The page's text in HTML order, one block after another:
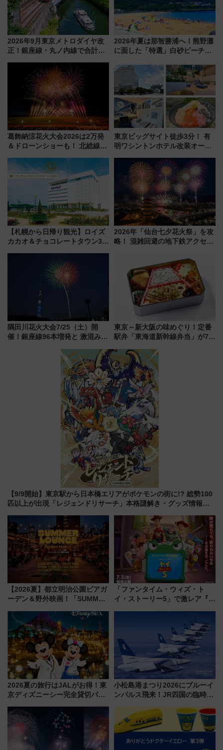
2026年9月東京メトロダイヤ改
正！銀座線・丸ノ内線で合計
2026年夏は那智勝浦へ！熊野灘
に面した「特選」白砂ビーチは
会」は8月11日開催！
葛飾納涼花火大会2026は2万発
＆ドローンショーも！ 北総線を
車、観覧スポット情報と周辺観
光まとめ（7/28開催）
東京ビッグサイト徒歩3分！ 有
明ワシントンホテル改装オープ
客室」や海鮮丼が人気の朝食ビ
ュッフェを現地レポ
【札幌から日帰り観光】ロイズ
カカオ＆チョコレートタウン3周
詰め放題を開催、ロイズタウン
駅からのアクセスも
2026年「仙台七夕花火祭」を攻
略！ 混雑回避の地下鉄アクセス
火前に楽しむ仙台観光ルートま
で解説！
隅田川花火大会7/25（土）開
催！銀座線96本増発と 激混みの
アクセス攻略法、2万発の花火が
東京～新大阪の味めぐり！定番
駅弁「東海道新幹線弁当」が7月
【9/9開始】東京駅から日本橋エリアがポケモンの街に!? 総勢100
匹以上が出現「レジェンドリサーチ」本格謎解き・グッズ情報ま
【2026夏】都立明治公園ビアガ
ーデン＆野外映画！「SUMMER
ケジュール 夜風とビール、映画
を満喫！
「ファンタイム・ウィズ・ト
イ・ストーリー5」で激レア『ロ
2026夏の旅行はJALがお得！東
京ディズニーシー完全貸切パー
ーン始まる 条件は「夏の国内
線に2回搭乗」
小松島港まつり2026にブルーイ
ンパルス飛来！JR四国の臨時ダ